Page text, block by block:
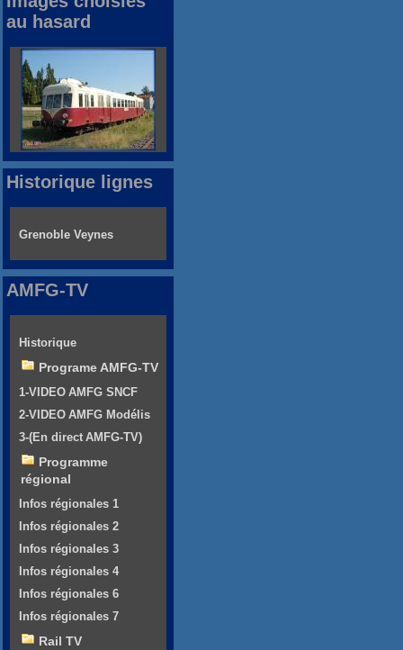
au hasard
Historique lignes
Grenoble Veynes
AMFG-TV
Historique
Programe AMFG-TV
1-VIDEO AMFG SNCF
2-VIDEO AMFG Modélis
3-(En direct AMFG-TV)
Programme
régional
Infos régionales 1
Infos régionales 2
Infos régionales 3
Infos régionales 4
Infos régionales 6
Infos régionales 7
Rail TV